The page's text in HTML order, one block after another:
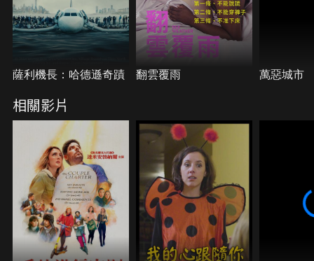
薩利機長：哈德遜奇蹟 翻雲覆雨 萬惡城市
相關影片